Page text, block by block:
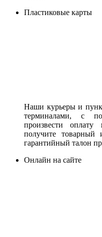
Пластиковые карты
Наши курьеры и
терминалами, с
произвести
получите
гарантийный талон
Онлайн на сайте